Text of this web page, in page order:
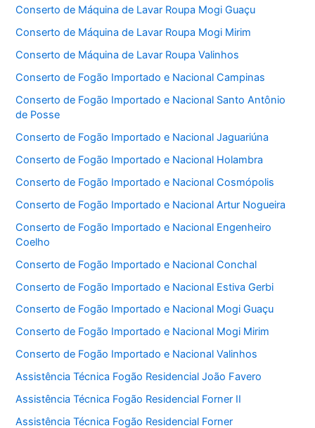
Conserto de Máquina de Lavar Roupa Mogi Guaçu
Conserto de Máquina de Lavar Roupa Mogi Mirim
Conserto de Máquina de Lavar Roupa Valinhos
Conserto de Fogão Importado e Nacional Campinas
Conserto de Fogão Importado e Nacional Santo Antônio
de Posse
Conserto de Fogão Importado e Nacional Jaguariúna
Conserto de Fogão Importado e Nacional Holambra
Conserto de Fogão Importado e Nacional Cosmópolis
Conserto de Fogão Importado e Nacional Artur Nogueira
Conserto de Fogão Importado e Nacional Engenheiro
Coelho
Conserto de Fogão Importado e Nacional Conchal
Conserto de Fogão Importado e Nacional Estiva Gerbi
Conserto de Fogão Importado e Nacional Mogi Guaçu
Conserto de Fogão Importado e Nacional Mogi Mirim
Conserto de Fogão Importado e Nacional Valinhos
Assistência Técnica Fogão Residencial João Favero
Assistência Técnica Fogão Residencial Forner II
Assistência Técnica Fogão Residencial Forner